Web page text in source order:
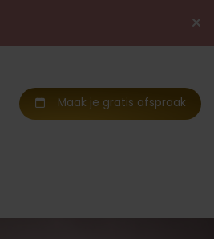
Maak je gratis afspraak